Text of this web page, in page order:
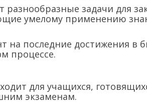
разнообразные задачи для
умелому применению
на последние достижения в
процессе.
для учащихся,
экзаменам.